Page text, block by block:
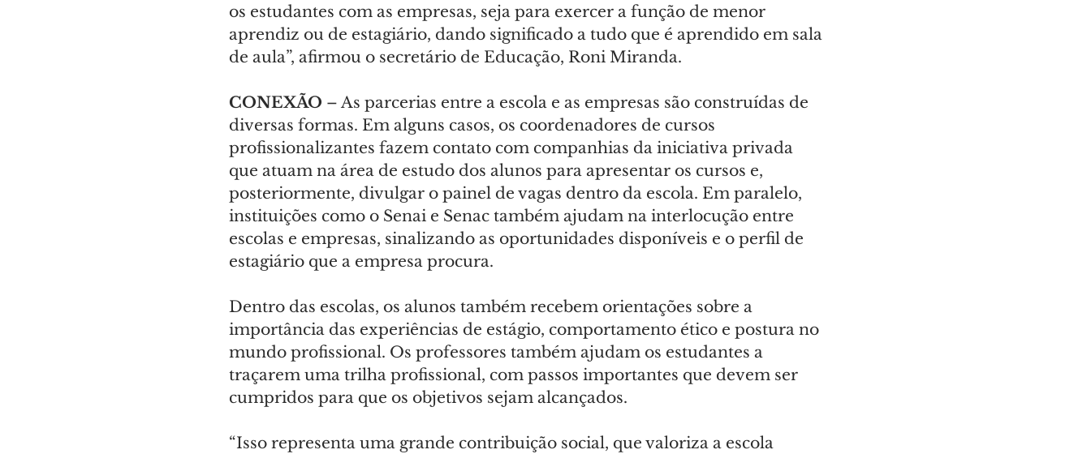
os estudantes com as empresas, seja para exercer a função de menor
aprendiz ou de estagiário, dando significado a tudo que é aprendido em sala
de aula”, afirmou o secretário de Educação, Roni Miranda.
CONEXÃO – As parcerias entre a escola e as empresas são construídas de
diversas formas. Em alguns casos, os coordenadores de cursos
profissionalizantes fazem contato com companhias da iniciativa privada
que atuam na área de estudo dos alunos para apresentar os cursos e,
posteriormente, divulgar o painel de vagas dentro da escola. Em paralelo,
instituições como o Senai e Senac também ajudam na interlocução entre
escolas e empresas, sinalizando as oportunidades disponíveis e o perfil de
estagiário que a empresa procura.
Dentro das escolas, os alunos também recebem orientações sobre a
importância das experiências de estágio, comportamento ético e postura no
mundo profissional. Os professores também ajudam os estudantes a
traçarem uma trilha profissional, com passos importantes que devem ser
cumpridos para que os objetivos sejam alcançados.
“Isso representa uma grande contribuição social, que valoriza a escola